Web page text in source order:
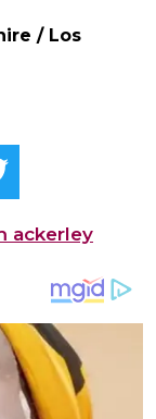
/ Los
ackerley